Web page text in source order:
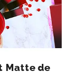
Matte de